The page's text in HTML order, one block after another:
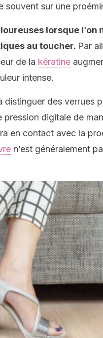
souvent sur une
lorsque l’on
au toucher. Par
de la kératine
intense.
des verrues
pression digitale de
en contact avec la
n’est généralement